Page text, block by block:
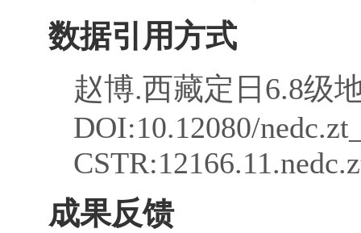
数据引用方式
赵博.西藏定日6.8级
DOI:10.12080/
成果反馈